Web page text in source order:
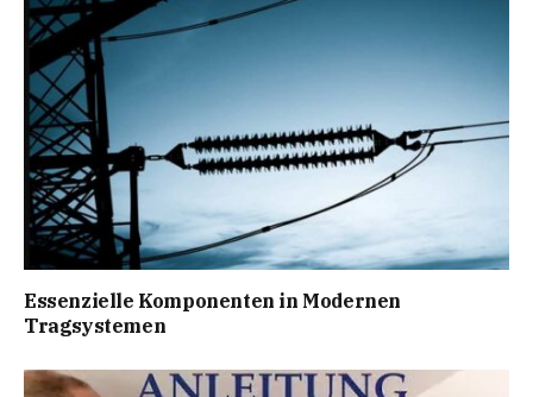
Essenzielle Komponenten in Modernen
Tragsystemen